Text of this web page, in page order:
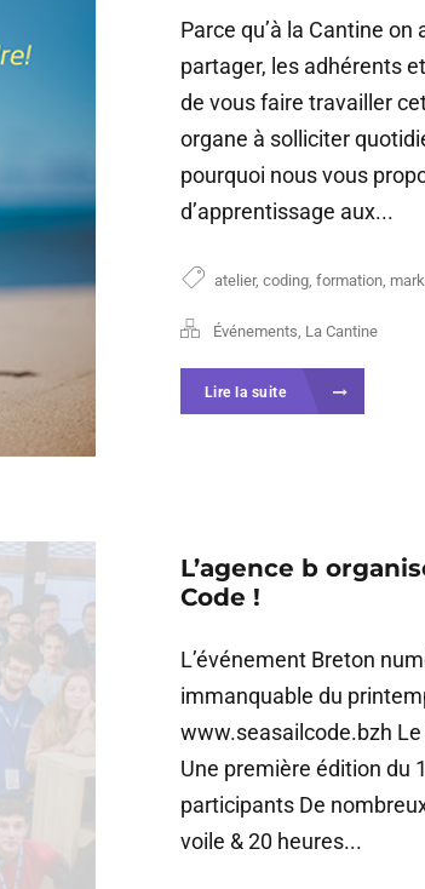
Parce qu’à la Cantine
partager, les adhérents
de vous faire travailler
organe à solliciter
pourquoi nous vous
d’apprentissage aux...
atelier, coding, formation,
Événements, La Cantine
Lire la suite
L’agence b
Code !
L’événement Breton
immanquable du
www.seasailcode.bzh Le
Une première édition du
participants De
voile & 20 heures...